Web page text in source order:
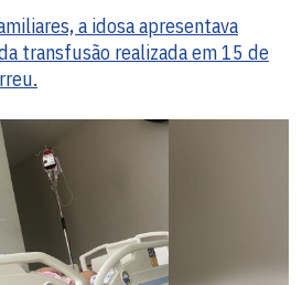
a idosa apresentava
transfusão realizada em 15 de